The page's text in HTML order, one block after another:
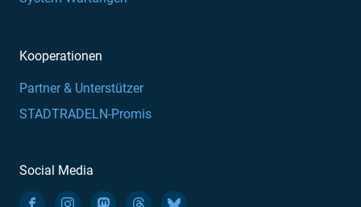
Kooperationen
Partner & Unterstützer
STADTRADELN-Promis
Social Media